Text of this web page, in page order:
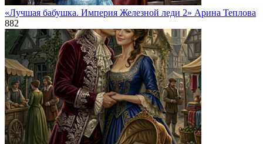
«Лучшая бабушка. Империя Железной леди 2» Арина Теплова
882